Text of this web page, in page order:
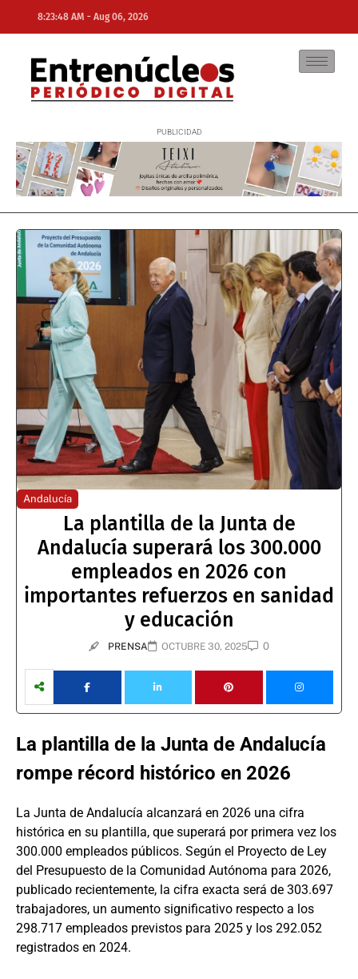
8:23:48 AM - Aug 06, 2026
NE
Andalucía
La plantilla de la Junta de
Andalucía superará los 300.000
empleados en 2026 con
importantes refuerzos en sanidad
y educación
PRENSA OCTUBRE 30, 2025 0
La plantilla de la Junta de Andalucía
rompe récord histórico en 2026
La Junta de Andalucía alcanzará en 2026 una cifra
histórica en su plantilla, que superará por primera vez los
300.000 empleados públicos. Según el Proyecto de Ley
del Presupuesto de la Comunidad Autónoma para 2026,
publicado recientemente, la cifra exacta será de 303.697
trabajadores, un aumento significativo respecto a los
298.717 empleados previstos para 2025 y los 292.052
registrados en 2024.